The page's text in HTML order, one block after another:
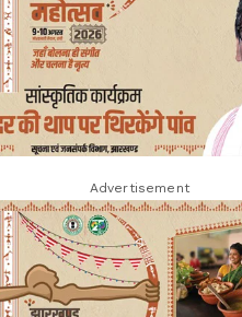
Advertisement